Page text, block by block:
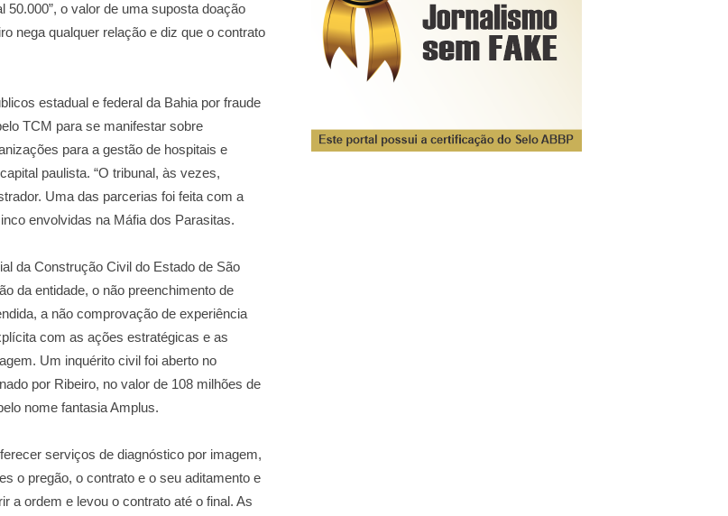
50.000”, o valor de uma suposta doação
nega qualquer relação e diz que o contrato
estadual e federal da Bahia por fraude
TCM para se manifestar sobre
para a gestão de hospitais e
paulista. “O tribunal, às vezes,
Uma das parcerias foi feita com a
envolvidas na Máfia dos Parasitas.
da Construção Civil do Estado de São
da entidade, o não preenchimento de
a não comprovação de experiência
com as ações estratégicas e as
Um inquérito civil foi aberto no
por Ribeiro, no valor de 108 milhões de
nome fantasia Amplus.
serviços de diagnóstico por imagem,
o pregão, o contrato e o seu aditamento e
a ordem e levou o contrato até o final. As